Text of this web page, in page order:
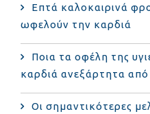
Επτά καλοκαιρινά
ωφελούν την καρδιά
Ποια τα οφέλη της
καρδιά ανεξάρτητα
Οι σημαντικότερες